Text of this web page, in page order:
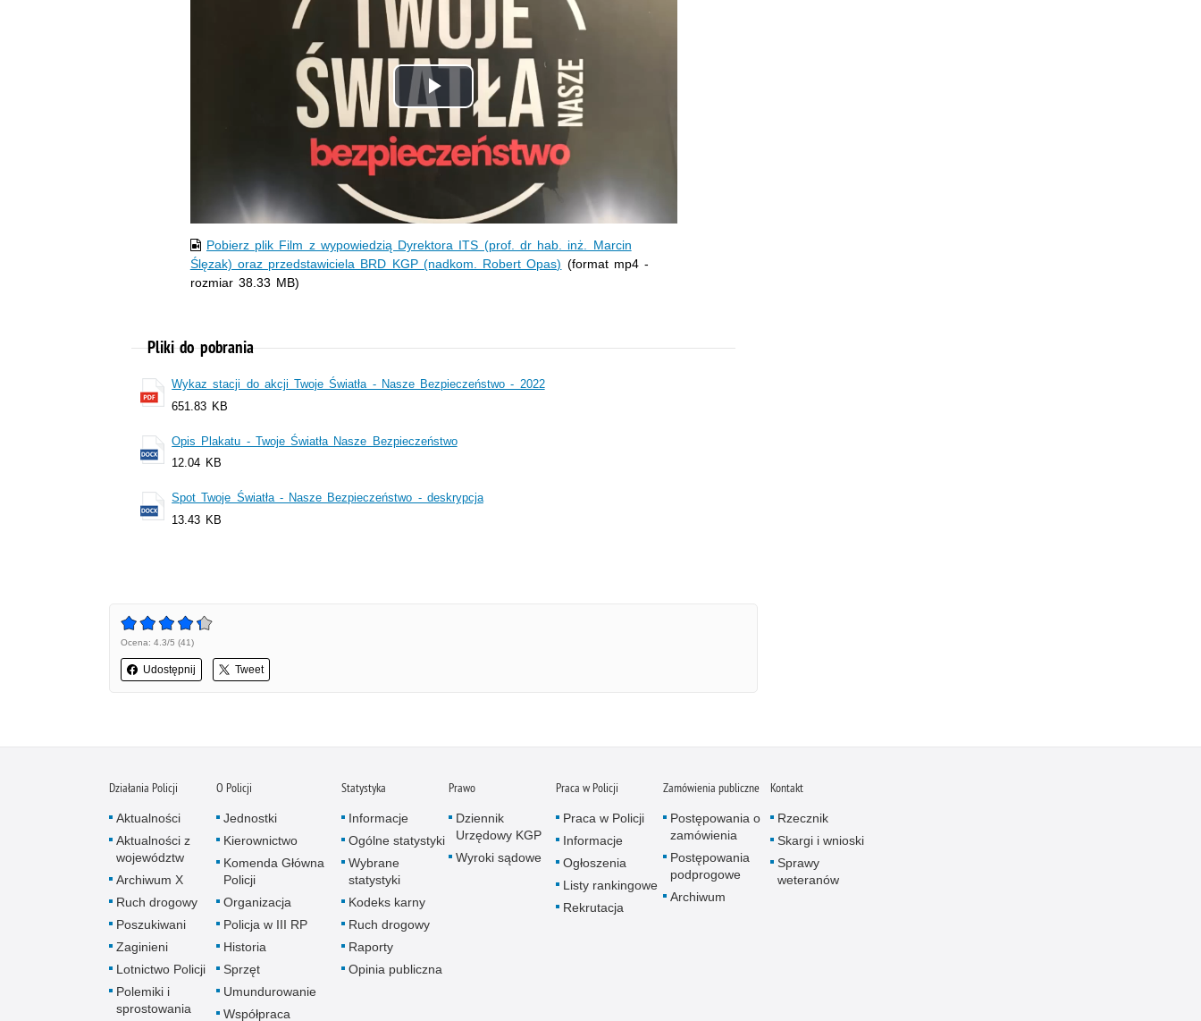
Odtwórz
wideo
Pobierz plik Film z wypowiedzią Dyrektora ITS (prof. dr hab. inż. Marcin
Ślęzak) oraz przedstawiciela BRD KGP (nadkom. Robert Opas) (format mp4 -
rozmiar 38.33 MB)
Pliki do pobrania
Wykaz stacji do akcji Twoje Światła - Nasze Bezpieczeństwo - 2022
651.83 KB
Opis Plakatu - Twoje Światła Nasze Bezpieczeństwo
12.04 KB
Spot Twoje Światła - Nasze Bezpieczeństwo - deskrypcja
13.43 KB
Ocena: 4.3/5 (41)
Udostępnij Tweet
Szkolenia i ćwiczenia
Unia Europejska
Uprowadzenia
Działania Policji
Aktualności
Aktualności z
województw
Archiwum X
Ruch drogowy
Poszukiwani
Zaginieni
Lotnictwo Policji
Polemiki i
sprostowania
O Policji
Jednostki
Kierownictwo
Komenda Główna
Policji
Organizacja
Policja w III RP
Historia
Sprzęt
Umundurowanie
Współpraca
Statystyka
Informacje
Ogólne statystyki
Wybrane
statystyki
Kodeks karny
Ruch drogowy
Raporty
Opinia publiczna
Prawo
Dziennik
Urzędowy KGP
Wyroki sądowe
Praca w Policji
Praca w Policji
Informacje
Ogłoszenia
Listy rankingowe
Rekrutacja
Zamówienia publiczne
Postępowania o
zamówienia
Postępowania
podprogowe
Archiwum
Kontakt
Rzecznik
Skargi i wnioski
Sprawy
weteranów